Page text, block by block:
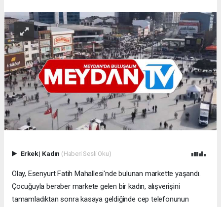
Erkek| Kadın (Haberi Sesli Oku)
Olay, Esenyurt Fatih Mahallesi'nde bulunan markette yaşandı.
Çocuğuyla beraber markete gelen bir kadın, alışverişini
tamamladıktan sonra kasaya geldiğinde cep telefonunun